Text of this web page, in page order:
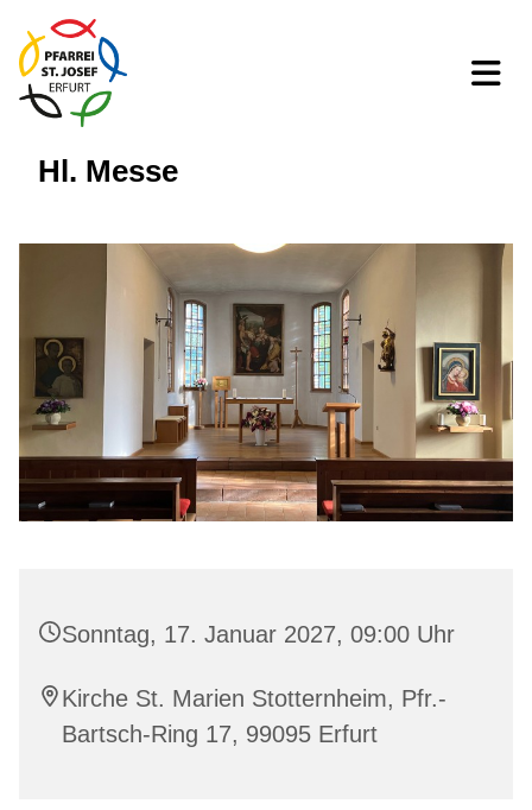
Hl. Messe
Sonntag, 17. Januar 2027, 09:00 Uhr
Kirche St. Marien Stotternheim, Pfr.-
Bartsch-Ring 17, 99095 Erfurt